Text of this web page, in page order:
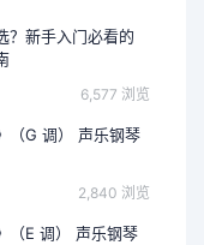
？新手入门必看的
6,577 浏览
（G 调） 声乐钢琴
2,840 浏览
（E 调） 声乐钢琴